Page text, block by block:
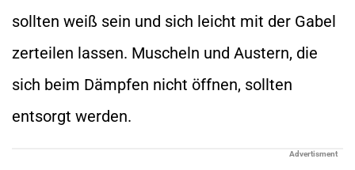
sollten weiß sein und sich leicht mit der Gabel
zerteilen lassen. Muscheln und Austern, die
sich beim Dämpfen nicht öffnen, sollten
entsorgt werden.
Advertisment